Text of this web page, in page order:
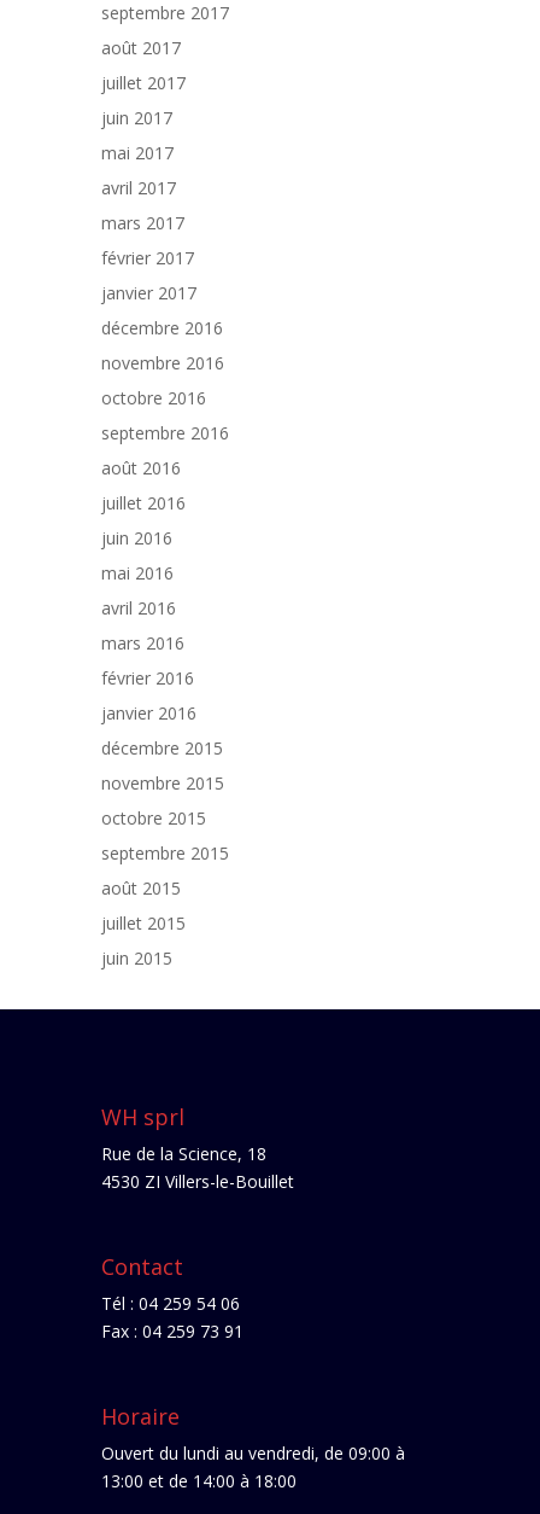
septembre 2017
août 2017
juillet 2017
juin 2017
mai 2017
avril 2017
mars 2017
février 2017
janvier 2017
décembre 2016
novembre 2016
octobre 2016
septembre 2016
août 2016
juillet 2016
juin 2016
mai 2016
avril 2016
mars 2016
février 2016
janvier 2016
décembre 2015
novembre 2015
octobre 2015
septembre 2015
août 2015
juillet 2015
juin 2015
WH sprl
Rue de la Science, 18
4530 ZI Villers-le-Bouillet
Contact
Tél : 04 259 54 06
Fax : 04 259 73 91
Horaire
Ouvert du lundi au vendredi, de 09:00 à
13:00 et de 14:00 à 18:00